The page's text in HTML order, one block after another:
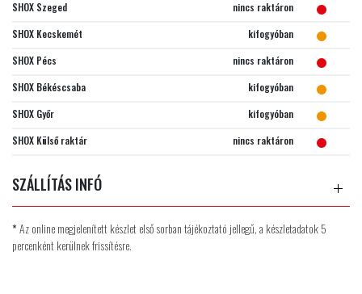
SHOX Szeged
nincs raktáron
SHOX Kecskemét
kifogyóban
SHOX Pécs
nincs raktáron
SHOX Békéscsaba
kifogyóban
SHOX Győr
kifogyóban
SHOX Külső raktár
nincs raktáron
SZÁLLÍTÁS INFÓ
*Az online megjelenített készlet első sorban tájékoztató jellegű, a készletadatok 5
percenként kerülnek frissítésre.